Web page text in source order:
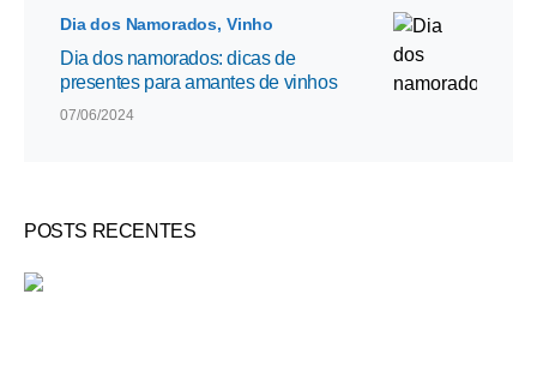
Dia dos Namorados Vinho
Dia dos namorados: dicas de
presentes para amantes de vinhos
07/06/2024
POSTS RECENTES